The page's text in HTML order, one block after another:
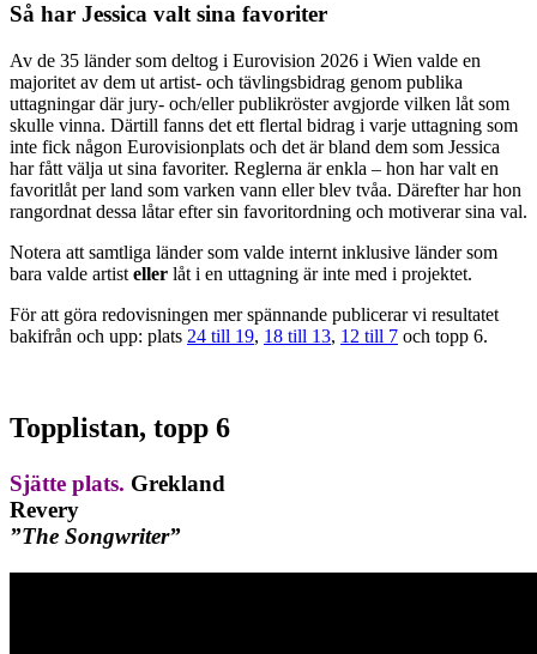
Så har Jessica valt sina favoriter
Av de 35 länder som deltog i Eurovision 2026 i Wien valde en
majoritet av dem ut artist- och tävlingsbidrag genom publika
uttagningar där jury- och/eller publikröster avgjorde vilken låt som
skulle vinna. Därtill fanns det ett flertal bidrag i varje uttagning som
inte fick någon Eurovisionplats och det är bland dem som Jessica
har fått välja ut sina favoriter. Reglerna är enkla – hon har valt en
favoritlåt per land som varken vann eller blev tvåa. Därefter har hon
rangordnat dessa låtar efter sin favoritordning och motiverar sina val.
Notera att samtliga länder som valde internt inklusive länder som
bara valde artist eller låt i en uttagning är inte med i projektet.
För att göra redovisningen mer spännande publicerar vi resultatet
bakifrån och upp: plats 24 till 19, 18 till 13, 12 till 7 och topp 6.
Topplistan, topp 6
Sjätte plats. Grekland
Revery
”The Songwriter”